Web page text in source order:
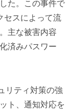
た。この事件で
セスによって流
主な被害内容
済みパスワー
リティ対策の強
ト、通知対応を